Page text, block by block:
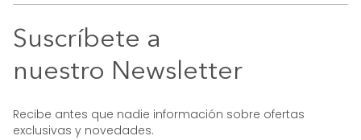
Suscríbete a
nuestro Newsletter
Recibe antes que nadie información sobre ofertas
exclusivas y novedades.